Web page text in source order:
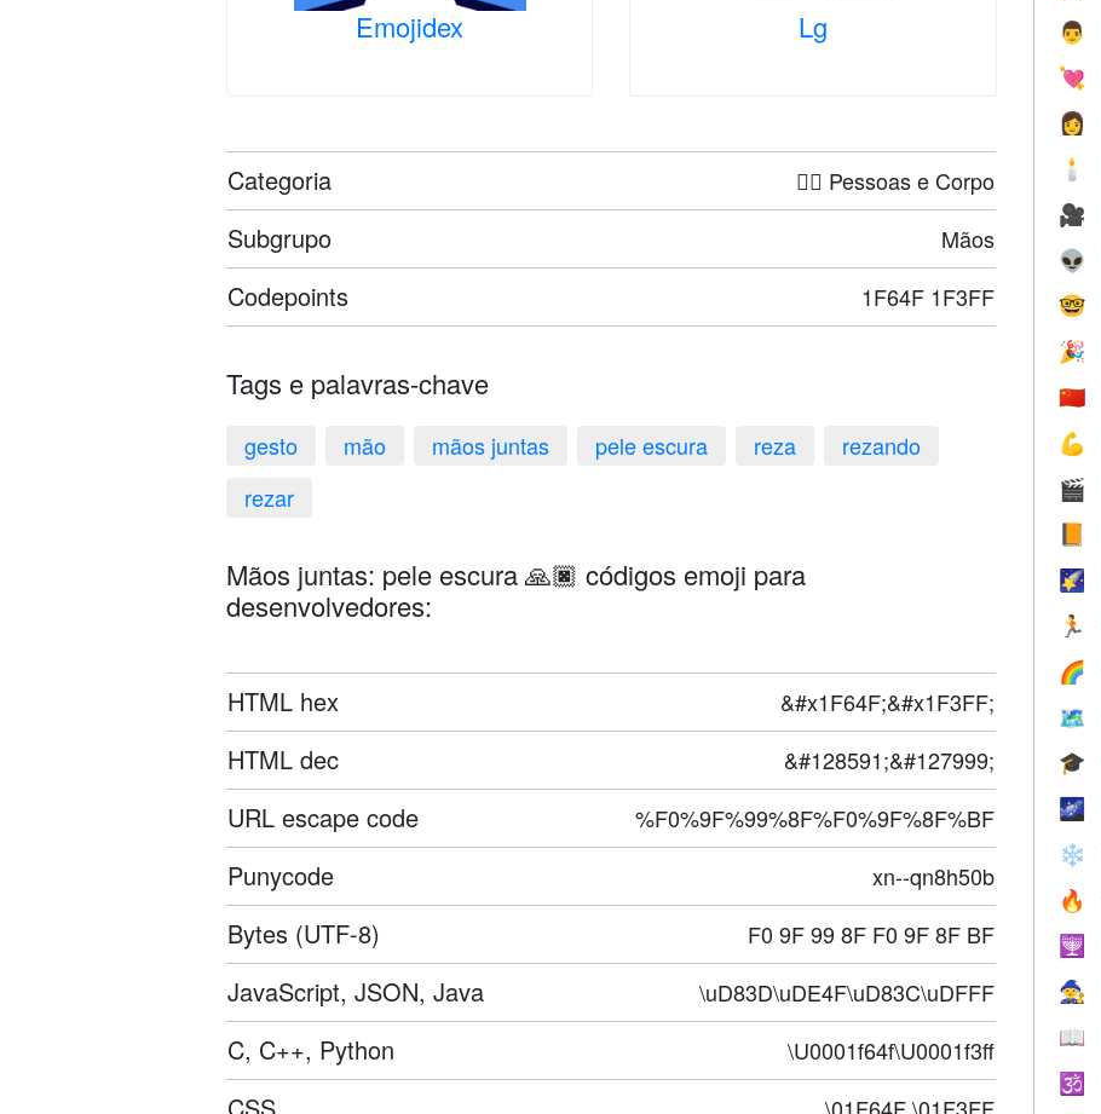
Emojidex Lg
Categoria 🤦‍♀️ Pessoas e Corpo
Subgrupo Mãos
Codepoints 1F64F 1F3FF
Tags e palavras-chave
gesto mão mãos juntas pele escura reza
rezando
rezar
Mãos juntas: pele escura 🙏🏿 códigos emoji para
desenvolvedores:
HTML hex &#x1F64F;&#x1F3FF;
HTML dec &#128591;&#127999;
URL escape code %F0%9F%99%8F%F0%9F%8F%BF
Punycode xn--qn8h50b
Bytes (UTF-8) F0 9F 99 8F F0 9F 8F BF
JavaScript, JSON, Java \uD83D\uDE4F\uD83C\uDFFF
C, C++, Python \U0001f64f\U0001f3ff
👨
💘
👩
🕯
🎥
👽
🤓
🎉
🇨🇳
💪
🎬
🌠
🏃
🌈
🗺
🎓
🌌
❄️
🔥
🕎
🧙
📖
🕉